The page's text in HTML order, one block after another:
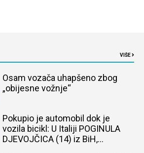
VIŠE
Osam vozača uhapšeno zbog
„obijesne vožnje“
Pokupio je automobil dok je
vozila bicikl: U Italiji POGINULA
DJEVOJČICA (14) iz BiH,